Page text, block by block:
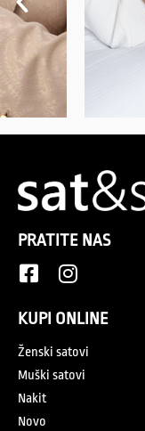
PRATITE NAS
KUPI ONLINE
Ženski satovi
Muški satovi
Nakit
Novo